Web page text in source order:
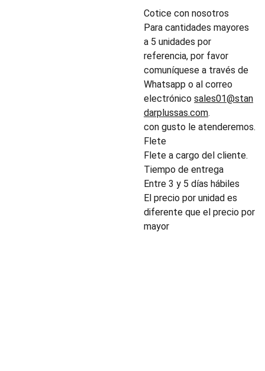
Cotice con nosotros
Para cantidades mayores
a 5 unidades por
referencia, por favor
comuníquese a través de
Whatsapp o al correo
electrónico sales01@stan
darplussas.com.
con gusto le atenderemos.
Flete
Flete a cargo del cliente.
Tiempo de entrega
Entre 3 y 5 días hábiles
El precio por unidad es
diferente que el precio por
mayor